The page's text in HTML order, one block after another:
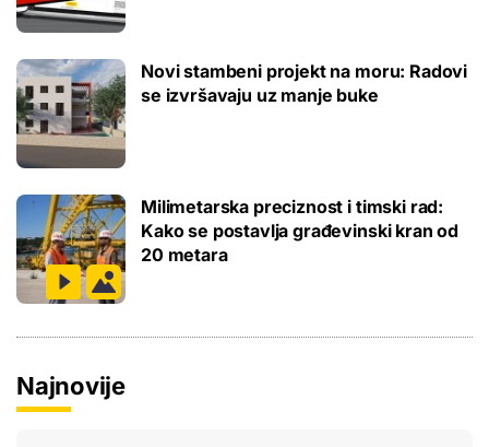
Novi stambeni projekt na moru: Radovi
se izvršavaju uz manje buke
Milimetarska preciznost i timski rad:
Kako se postavlja građevinski kran od
20 metara
Najnovije